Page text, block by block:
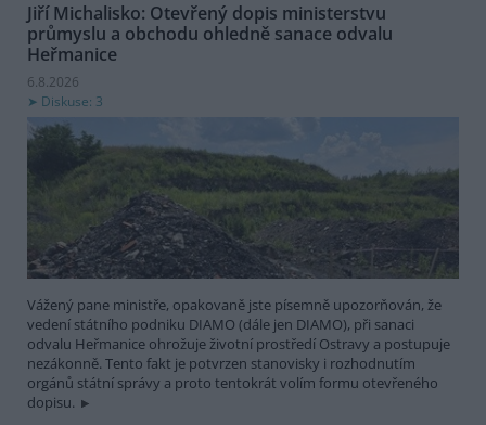
Jiří Michalisko: Otevřený dopis ministerstvu
průmyslu a obchodu ohledně sanace odvalu
Heřmanice
6.8.2026
Diskuse: 3
Vážený pane ministře, opakovaně jste písemně upozorňován, že
vedení státního podniku DIAMO (dále jen DIAMO), při sanaci
odvalu Heřmanice ohrožuje životní prostředí Ostravy a postupuje
nezákonně. Tento fakt je potvrzen stanovisky i rozhodnutím
orgánů státní správy a proto tentokrát volím formu otevřeného
dopisu.